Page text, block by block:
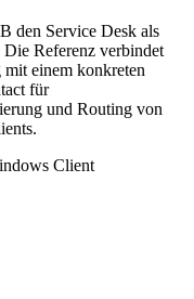
den Service Desk als
Referenz verbindet
einem konkreten
für
und Routing von
Client